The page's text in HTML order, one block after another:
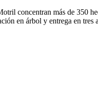
concentran más de 350
en árbol y entrega en tres